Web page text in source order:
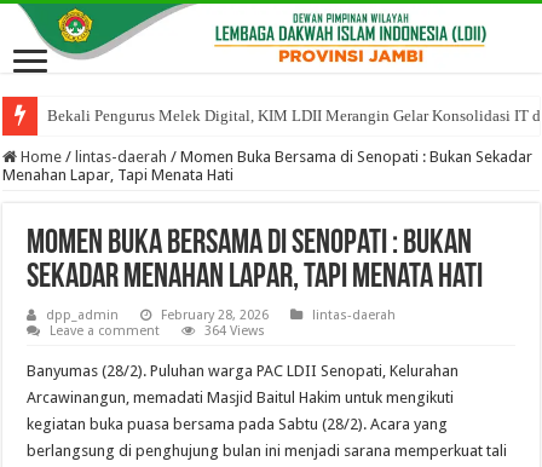
Bekali Pengurus Melek Digital, KIM LDII Merangin Gelar Konsolidasi IT
Home / lintas-daerah / Momen Buka Bersama di Senopati : Bukan Sekadar
Menahan Lapar, Tapi Menata Hati
Momen Buka Bersama di Senopati : Bukan
Sekadar Menahan Lapar, Tapi Menata Hati
dpp_admin February 28, 2026
lintas-daerah
Leave a comment
364 Views
Banyumas (28/2). Puluhan warga PAC LDII Senopati, Kelurahan
Arcawinangun, memadati Masjid Baitul Hakim untuk mengikuti
kegiatan buka puasa bersama pada Sabtu (28/2). Acara yang
berlangsung di penghujung bulan ini menjadi sarana memperkuat tali